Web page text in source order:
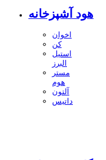
هود آشپزخانه
اخوان
کن
استیل
البرز
مستر
هوم
آلتون
داتیس